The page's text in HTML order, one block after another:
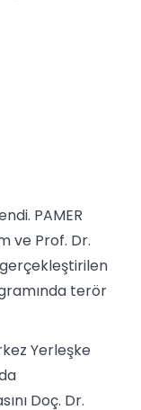
PAMER
ve Prof. Dr.
terör
Yerleşke
Doç. Dr.